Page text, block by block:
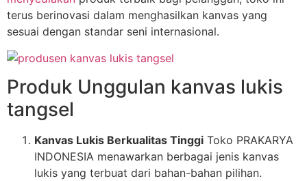
terus berinovasi dalam menghasilkan kanvas yang
sesuai dengan standar seni internasional.
Produk Unggulan kanvas lukis
tangsel
Kanvas Lukis Berkualitas Tinggi Toko PRAKARYA
INDONESIA menawarkan berbagai jenis kanvas
lukis yang terbuat dari bahan-bahan pilihan.